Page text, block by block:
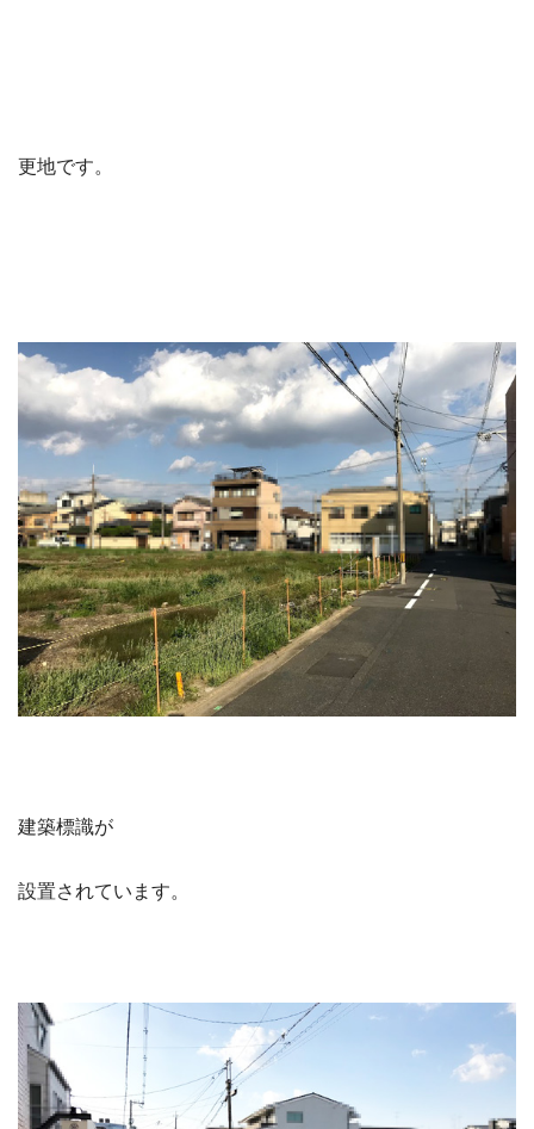
更地です。
建築標識が
設置されています。